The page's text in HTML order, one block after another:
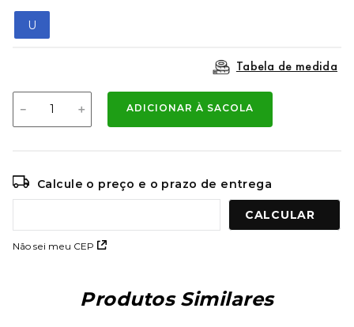
U
Tabela de medida
＋
－ ADICIONAR À SACOLA
Calcule o preço e o prazo de entrega
Não sei meu CEP
Produtos Similares